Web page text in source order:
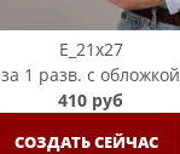
E_21х27
за 1 разв. с обложкой
410 руб
СОЗДАТЬ СЕЙЧАС